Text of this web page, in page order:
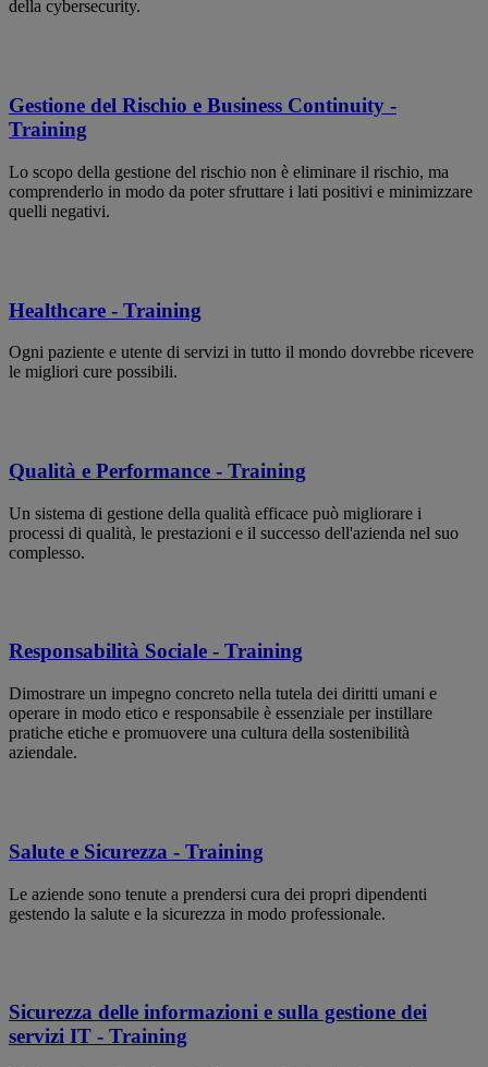
della cybersecurity.
Gestione del Rischio e Business Continuity -
Training
Lo scopo della gestione del rischio non è eliminare il rischio, ma
comprenderlo in modo da poter sfruttare i lati positivi e minimizzare
quelli negativi.
Healthcare - Training
Ogni paziente e utente di servizi in tutto il mondo dovrebbe ricevere
le migliori cure possibili.
Qualità e Performance - Training
Un sistema di gestione della qualità efficace può migliorare i
processi di qualità, le prestazioni e il successo dell'azienda nel suo
complesso.
Responsabilità Sociale - Training
Dimostrare un impegno concreto nella tutela dei diritti umani e
operare in modo etico e responsabile è essenziale per instillare
pratiche etiche e promuovere una cultura della sostenibilità
aziendale.
Salute e Sicurezza - Training
Le aziende sono tenute a prendersi cura dei propri dipendenti
gestendo la salute e la sicurezza in modo professionale.
Sicurezza delle informazioni e sulla gestione dei
servizi IT - Training